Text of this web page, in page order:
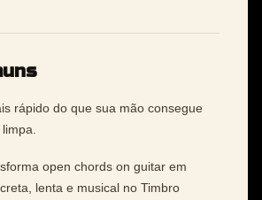
rápido do que sua mão consegue
open chords on guitar em
lenta e musical no Timbro